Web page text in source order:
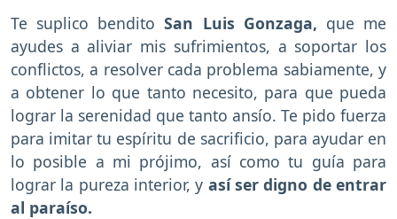
Te suplico bendito San Luis Gonzaga, que me
ayudes a aliviar mis sufrimientos, a soportar los
conflictos, a resolver cada problema sabiamente, y
a obtener lo que tanto necesito, para que pueda
lograr la serenidad que tanto ansío. Te pido fuerza
para imitar tu espíritu de sacrificio, para ayudar en
lo posible a mi prójimo, así como tu guía para
lograr la pureza interior, y así ser digno de entrar
al paraíso.